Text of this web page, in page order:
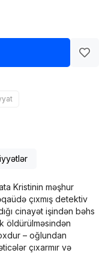
Kristinin məşhur
çıxmış detektiv
cinayət işindən bəhs
öldürülməsindən
– oğlundan
çıxarmır və